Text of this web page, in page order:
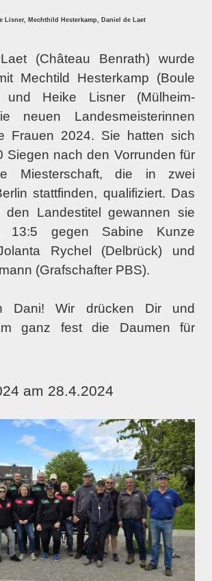
Lisner, Mechthild Hesterkamp, Daniel de Laet
(Château Benrath) wurde
Mechtild Hesterkamp (Boule
und Heike Lisner (Mülheim-
neuen Landesmeisterinnen
Frauen 2024. Sie hatten sich
Siegen nach den Vorrunden für
Miesterschaft, die in zwei
stattfinden, qualifiziert. Das
den Landestitel gewannen sie
13:5 gegen Sabine Kunze
Rychel (Delbrück) und
(Grafschafter PBS).
Dani! Wir drücken Dir und
ganz fest die Daumen für
am 28.4.2024